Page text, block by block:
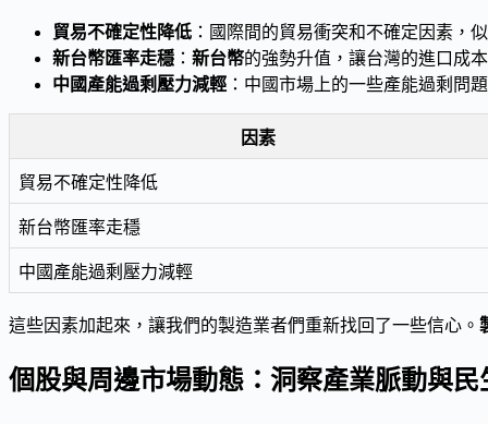
貿易不確定性降低 ：國際間的貿易衝突和不確定因素，
新台幣匯率走穩 ： 新台幣的強勢升值，讓台灣的進口成
中國產能過剩壓力減輕 ：中國市場上的一些產能過剩問
因素
貿易不確定性降低
新台幣匯率走穩
中國產能過剩壓力減輕
這些因素加起來，讓我們的製造業者們重新找回了一些信心。
個股與周邊市場動態：洞察產業脈動與民